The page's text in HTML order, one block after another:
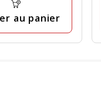
au panier